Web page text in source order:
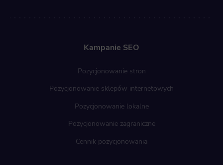
Kampanie SEO
Pozycjonowanie stron
Pozycjonowanie sklepów internetowych
Pozycjonowanie lokalne
Pozycjonowanie zagraniczne
Cennik pozycjonowania